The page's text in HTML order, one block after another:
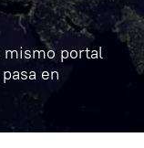
mismo portal
en